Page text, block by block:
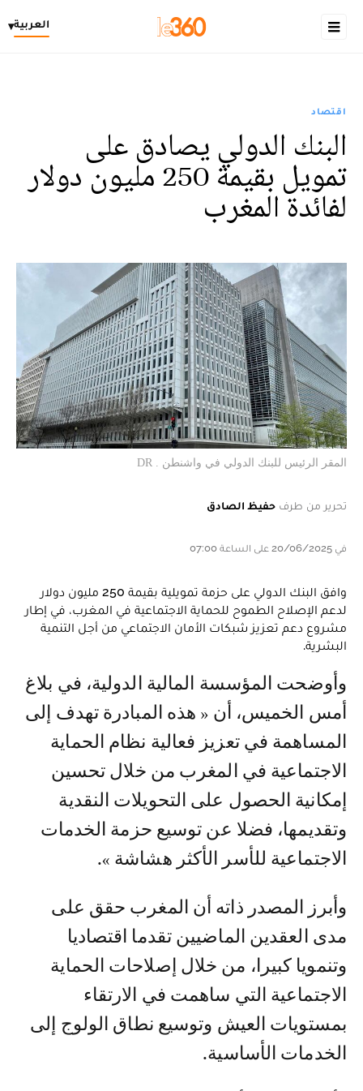
العربية▾
اقتصاد
البنك الدولي يصادق على
تمويل بقيمة 250 مليون دولار
لفائدة المغرب
المقر الرئيس للبنك الدولي في واشنطن . DR
تحرير من طرف حفيظ الصادق
في 20/06/2025 على الساعة 07:00
وافق البنك الدولي على حزمة تمويلية بقيمة 250 مليون دولار
لدعم الإصلاح الطموح للحماية الاجتماعية في المغرب، في إطار
مشروع دعم تعزيز شبكات الأمان الاجتماعي من أجل التنمية
البشرية.
وأوضحت المؤسسة المالية الدولية، في بلاغ
أمس الخميس، أن « هذه المبادرة تهدف إلى
المساهمة في تعزيز فعالية نظام الحماية
الاجتماعية في المغرب من خلال تحسين
إمكانية الحصول على التحويلات النقدية
وتقديمها، فضلا عن توسيع حزمة الخدمات
الاجتماعية للأسر الأكثر هشاشة ».
وأبرز المصدر ذاته أن المغرب حقق على
مدى العقدين الماضيين تقدما اقتصاديا
وتنمويا كبيرا، من خلال إصلاحات الحماية
الاجتماعية التي ساهمت في الارتقاء
بمستويات العيش وتوسيع نطاق الولوج إلى
الخدمات الأساسية.